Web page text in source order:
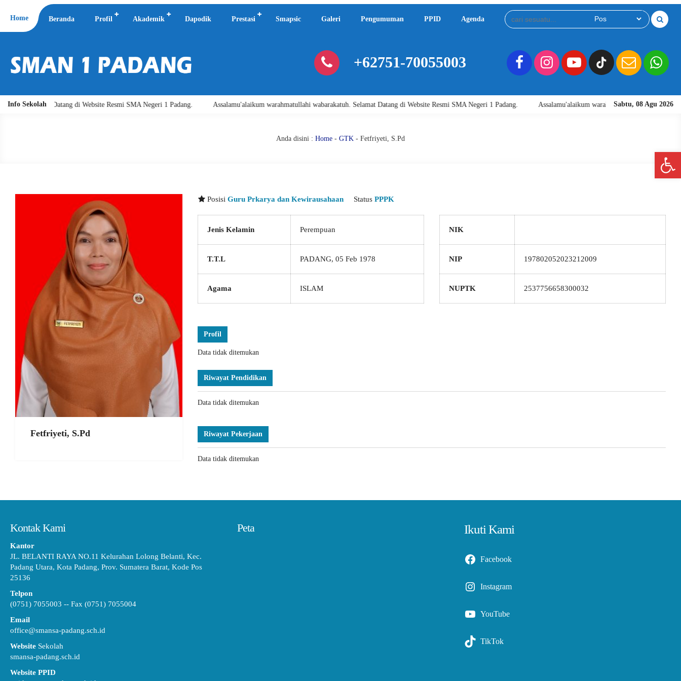
Home Beranda Profil Akademik Dapodik Prestasi Smapsic Galeri Pengumuman PPID Agenda Download
+62751-70055003
Info Sekolah Sabtu, 08 Agu 2026
Selamat Datang di Website Resmi SMA Negeri 1 Padang. Assalamu'alaikum warahmatullahi wabarakatuh. Selamat Datang di Website Resmi SMA Negeri 1 Padang. Assalamu'alaikum warahmatullahi wabarakatuh.
Anda disini : Home - GTK - Fetfriyeti, S.Pd
Fetfriyeti, S.Pd
Posisi Guru Prkarya dan Kewirausahaan Status PPPK
Jenis Kelamin Perempuan
T.T.L PADANG, 05 Feb 1978
Agama ISLAM
NIK
NIP 197802052023212009
NUPTK 2537756658300032
Profil
Data tidak ditemukan
Riwayat Pendidikan
Data tidak ditemukan
Riwayat Pekerjaan
Data tidak ditemukan
Kontak Kami
Kantor
JL. BELANTI RAYA NO.11 Kelurahan Lolong Belanti, Kec.
Padang Utara, Kota Padang, Prov. Sumatera Barat, Kode Pos
25136
Telpon
(0751) 7055003 -- Fax (0751) 7055004
Email
office@smansa-padang.sch.id
Website Sekolah
smansa-padang.sch.id
Website PPID
Peta Ikuti Kami
Facebook
Instagram
YouTube
TikTok